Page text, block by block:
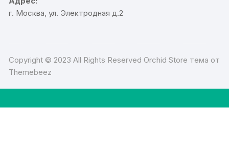
г. Москва, ул. Электродная д.2
Copyright © 2023 All Rights Reserved Orchid Store тема от
Themebeez